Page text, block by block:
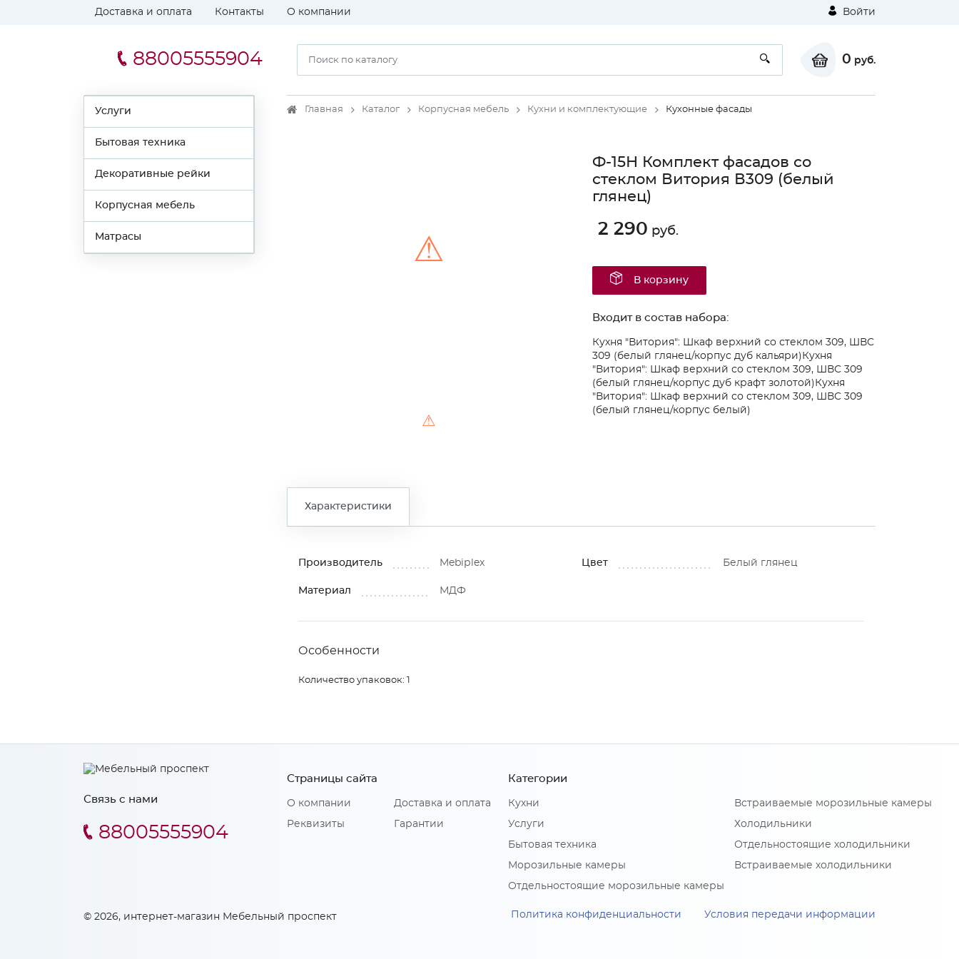
Доставка и оплата Контакты О компании Войти
88005555904 0 руб.
Услуги
Бытовая техника
Декоративные рейки
Корпусная мебель
Матрасы
Главная Каталог Корпусная мебель Кухни и комплектующие Кухонные фасады
⚠
⚠
Ф-15Н Комплект фасадов со
стеклом Витория В309 (белый
глянец)
2 290 руб.
В корзину
Входит в состав набора:
Кухня "Витория": Шкаф верхний со стеклом 309, ШВС
309 (белый глянец/корпус дуб кальяри) Кухня
"Витория": Шкаф верхний со стеклом 309, ШВС 309
(белый глянец/корпус дуб крафт золотой) Кухня
"Витория": Шкаф верхний со стеклом 309, ШВС 309
(белый глянец/корпус белый)
Характеристики
Производитель Mebiрlex Цвет Белый глянец
Материал МДФ
Особенности
Количество упаковок: 1
Связь с нами
88005555904
Страницы сайта
О компании
Реквизиты
Доставка и оплата
Гарантии
Категории
Кухни
Услуги
Бытовая техника
Морозильные камеры
Отдельностоящие морозильные камеры
Встраиваемые морозильные камеры
Холодильники
Отдельностоящие холодильники
Встраиваемые холодильники
© 2026, интернет-магазин Мебельный проспект Политика конфиденциальности Условия передачи информации